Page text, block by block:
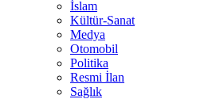
İslam
Kültür-Sanat
Medya
Otomobil
Politika
Resmi İlan
Sağlık